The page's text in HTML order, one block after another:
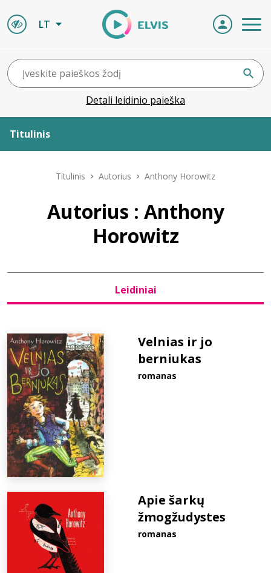
LT
Detali leidinio paieška
Titulinis
Naujienos
Bibliotekoms
D.U.K.
Titulinis Autorius Anthony Horowitz
Autorius : Anthony
Horowitz
Leidiniai
Velnias ir jo
berniukas
romanas
Apie šarkų
žmogžudystes
romanas